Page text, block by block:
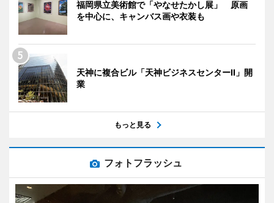
福岡県立美術館で「やなせたかし展」 原画
を中心に、キャンバス画や衣装も
天神に複合ビル「天神ビジネスセンターII」開
業
もっと見る
フォトフラッシュ